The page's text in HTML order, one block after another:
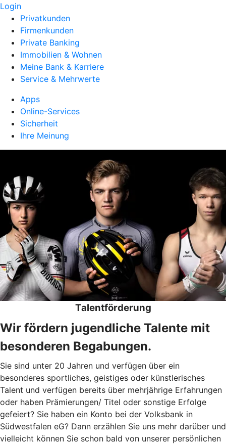
Login
Privatkunden
Firmenkunden
Private Banking
Immobilien & Wohnen
Meine Bank & Karriere
Service & Mehrwerte
Apps
Online-Services
Sicherheit
Ihre Meinung
Talentförderung
Wir fördern jugendliche Talente mit
besonderen Begabungen.
Sie sind unter 20 Jahren und verfügen über ein
besonderes sportliches, geistiges oder künstlerisches
Talent und verfügen bereits über mehrjährige Erfahrungen
oder haben Prämierungen/ Titel oder sonstige Erfolge
gefeiert? Sie haben ein Konto bei der Volksbank in
Südwestfalen eG? Dann erzählen Sie uns mehr darüber und
vielleicht können Sie schon bald von unserer persönlichen